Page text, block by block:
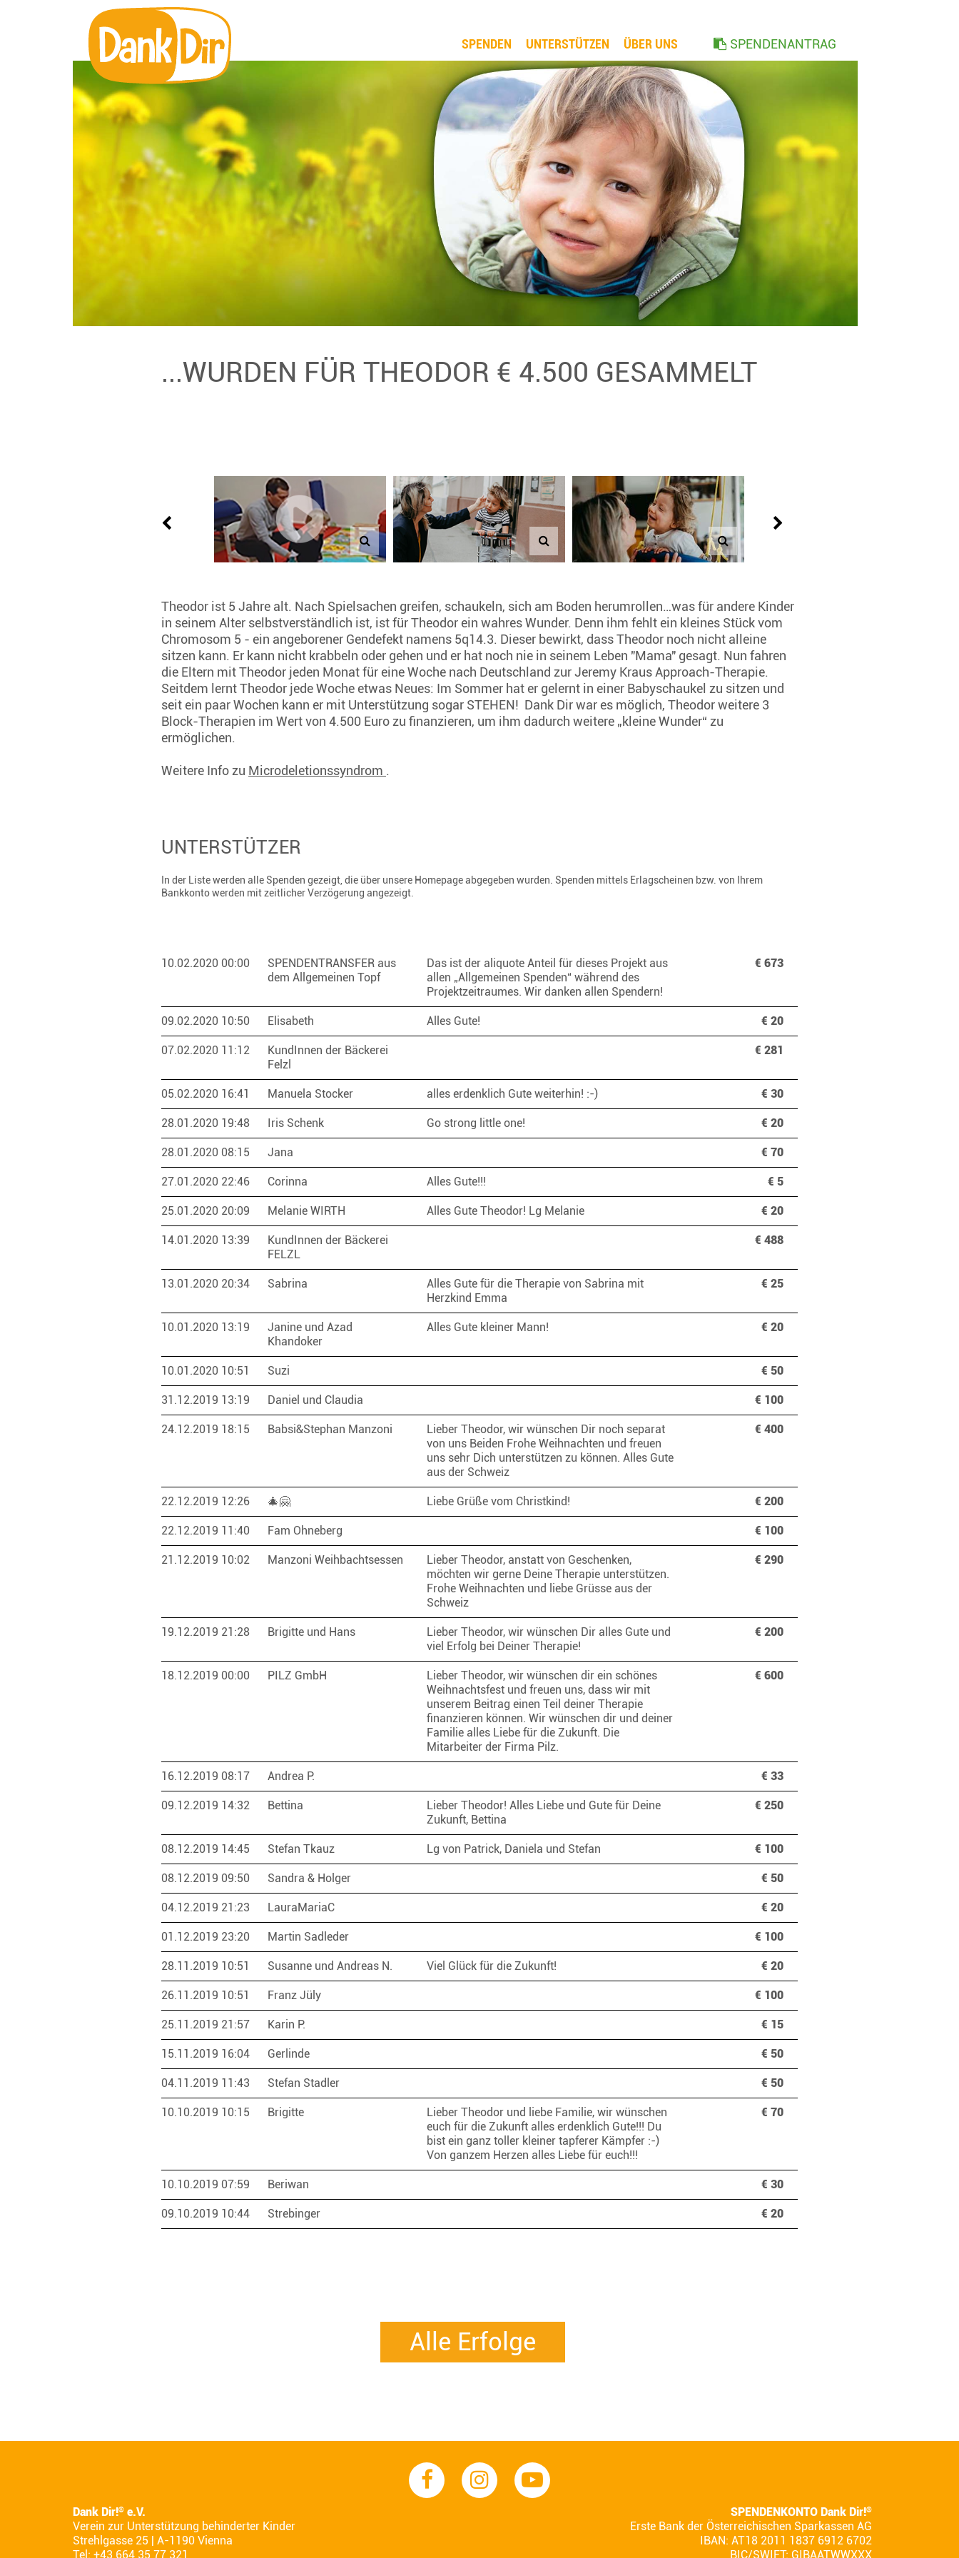
SPENDEN UNTERSTÜTZEN ÜBER UNS SPENDENANTRAG
...WURDEN FÜR THEODOR € 4.500 GESAMMELT
Theodor ist 5 Jahre alt. Nach Spielsachen greifen, schaukeln, sich am Boden herumrollen…was für andere Kinder
in seinem Alter selbstverständlich ist, ist für Theodor ein wahres Wunder. Denn ihm fehlt ein kleines Stück vom
Chromosom 5 - ein angeborener Gendefekt namens 5q14.3. Dieser bewirkt, dass Theodor noch nicht alleine
sitzen kann. Er kann nicht krabbeln oder gehen und er hat noch nie in seinem Leben "Mama" gesagt. Nun fahren
die Eltern mit Theodor jeden Monat für eine Woche nach Deutschland zur Jeremy Kraus Approach-Therapie.
Seitdem lernt Theodor jede Woche etwas Neues: Im Sommer hat er gelernt in einer Babyschaukel zu sitzen und
seit ein paar Wochen kann er mit Unterstützung sogar STEHEN! Dank Dir war es möglich, Theodor weitere 3
Block-Therapien im Wert von 4.500 Euro zu finanzieren, um ihm dadurch weitere „kleine Wunder“ zu
ermöglichen.
Weitere Info zu Microdeletionssyndrom .
UNTERSTÜTZER
In der Liste werden alle Spenden gezeigt, die über unsere Homepage abgegeben wurden. Spenden mittels Erlagscheinen bzw. von Ihrem
Bankkonto werden mit zeitlicher Verzögerung angezeigt.
10.02.2020 00:00
SPENDENTRANSFER aus
dem Allgemeinen Topf
€ 673
Das ist der aliquote Anteil für dieses Projekt aus
allen „Allgemeinen Spenden“ während des
Projektzeitraumes. Wir danken allen Spendern!
09.02.2020 10:50 Elisabeth € 20
Alles Gute!
07.02.2020 11:12
KundInnen der Bäckerei
Felzl
€ 281
05.02.2020 16:41 Manuela Stocker € 30
alles erdenklich Gute weiterhin! :-)
28.01.2020 19:48 Iris Schenk € 20
Go strong little one!
28.01.2020 08:15 Jana € 70
27.01.2020 22:46 Corinna € 5
Alles Gute!!!
25.01.2020 20:09 Melanie WIRTH € 20
Alles Gute Theodor! Lg Melanie
14.01.2020 13:39
KundInnen der Bäckerei
FELZL
€ 488
13.01.2020 20:34 Sabrina € 25
Alles Gute für die Therapie von Sabrina mit
Herzkind Emma
10.01.2020 13:19
Janine und Azad
Khandoker
€ 20
Alles Gute kleiner Mann!
10.01.2020 10:51 Suzi € 50
31.12.2019 13:19 Daniel und Claudia € 100
24.12.2019 18:15 Babsi&Stephan Manzoni € 400
Lieber Theodor, wir wünschen Dir noch separat
von uns Beiden Frohe Weihnachten und freuen
uns sehr Dich unterstützen zu können. Alles Gute
aus der Schweiz
22.12.2019 12:26 🎄🤗 € 200
Liebe Grüße vom Christkind!
22.12.2019 11:40 Fam Ohneberg € 100
21.12.2019 10:02 Manzoni Weihbachtsessen € 290
Lieber Theodor, anstatt von Geschenken,
möchten wir gerne Deine Therapie unterstützen.
Frohe Weihnachten und liebe Grüsse aus der
Schweiz
19.12.2019 21:28 Brigitte und Hans € 200
Lieber Theodor, wir wünschen Dir alles Gute und
viel Erfolg bei Deiner Therapie!
18.12.2019 00:00 PILZ GmbH € 600
Lieber Theodor, wir wünschen dir ein schönes
Weihnachtsfest und freuen uns, dass wir mit
unserem Beitrag einen Teil deiner Therapie
finanzieren können. Wir wünschen dir und deiner
Familie alles Liebe für die Zukunft. Die
Mitarbeiter der Firma Pilz.
16.12.2019 08:17 Andrea P. € 33
09.12.2019 14:32 Bettina € 250
Lieber Theodor! Alles Liebe und Gute für Deine
Zukunft, Bettina
08.12.2019 14:45 Stefan Tkauz € 100
Lg von Patrick, Daniela und Stefan
08.12.2019 09:50 Sandra & Holger € 50
04.12.2019 21:23 LauraMariaC € 20
01.12.2019 23:20 Martin Sadleder € 100
28.11.2019 10:51 Susanne und Andreas N. € 20
Viel Glück für die Zukunft!
26.11.2019 10:51 Franz Jüly € 100
25.11.2019 21:57 Karin P. € 15
15.11.2019 16:04 Gerlinde € 50
04.11.2019 11:43 Stefan Stadler € 50
10.10.2019 10:15 Brigitte € 70
Lieber Theodor und liebe Familie, wir wünschen
euch für die Zukunft alles erdenklich Gute!!! Du
bist ein ganz toller kleiner tapferer Kämpfer :-)
Von ganzem Herzen alles Liebe für euch!!!
10.10.2019 07:59 Beriwan € 30
09.10.2019 10:44 Strebinger € 20
Alle Erfolge
Dank Dir!® e.V.
Verein zur Unterstützung behinderter Kinder
Strehlgasse 25 | A-1190 Vienna
Tel: +43 664 35 77 321
SPENDENKONTO Dank Dir!®
Erste Bank der Österreichischen Sparkassen AG
IBAN: AT18 2011 1837 6912 6702
BIC/SWIFT: GIBAATWWXXX